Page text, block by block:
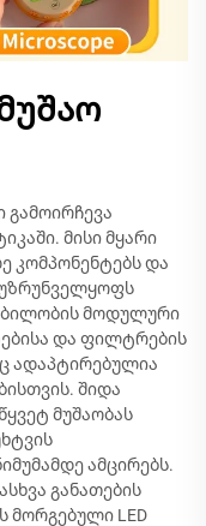
მისი მყარი
კომპონენტებს და
უზრუნველყოფს
მოდულური
და ფილტრების
ადაპტირებულია
შიდა
მუშაობას
ამცირებს.
განათების
მორგებული LED